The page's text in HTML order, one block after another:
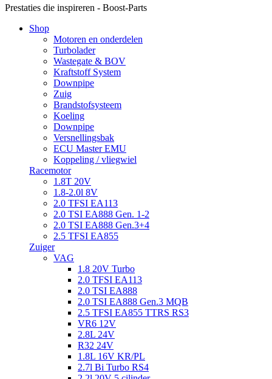
Prestaties die inspireren - Boost-Parts
Shop
Motoren en onderdelen
Turbolader
Wastegate & BOV
Kraftstoff System
Downpipe
Zuig
Brandstofsysteem
Koeling
Downpipe
Versnellingsbak
ECU Master EMU
Koppeling / vliegwiel
Racemotor
1.8T 20V
1.8-2.0l 8V
2.0 TFSI EA113
2.0 TSI EA888 Gen. 1-2
2.0 TSI EA888 Gen.3+4
2.5 TFSI EA855
Zuiger
VAG
1.8 20V Turbo
2.0 TFSI EA113
2.0 TSI EA888
2.0 TSI EA888 Gen.3 MQB
2.5 TFSI EA855 TTRS RS3
VR6 12V
2.8L 24V
R32 24V
1.8L 16V KR/PL
2.7l Bi Turbo RS4